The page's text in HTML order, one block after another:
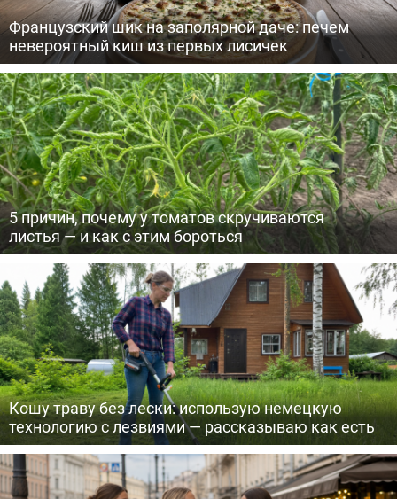
Французский шик на заполярной даче: печем
невероятный киш из первых лисичек
5 причин, почему у томатов скручиваются
листья — и как с этим бороться
Кошу траву без лески: использую немецкую
технологию с лезвиями — рассказываю как есть